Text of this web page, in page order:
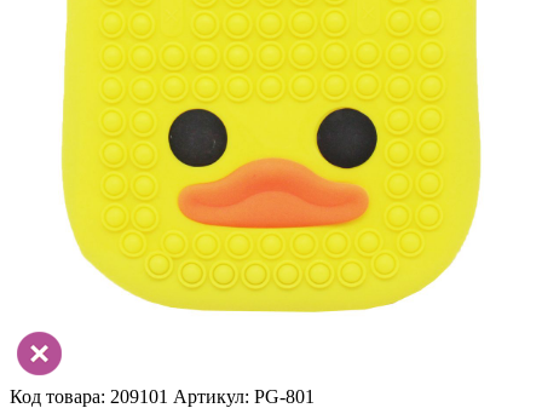
Код товара: 209101 Артикул: РG-801